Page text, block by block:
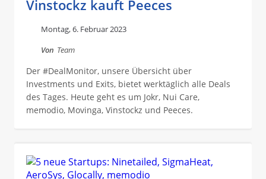
Vinstockz kauft Peeces
Montag, 6. Februar 2023
Von Team
Der #DealMonitor, unsere Übersicht über
Investments und Exits, bietet werktäglich alle Deals
des Tages. Heute geht es um Jokr, Nui Care,
memodio, Movinga, Vinstockz und Peeces.